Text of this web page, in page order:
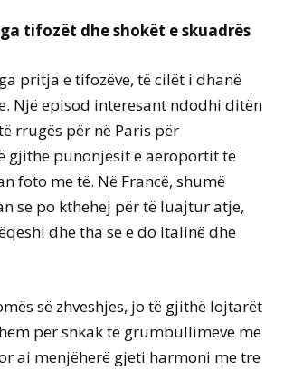
tifozët dhe shokët e skuadrës
pritja e tifozëve, të cilët i dhanë
Një episod interesant ndodhi ditën
rrugës për në Paris për
gjithë punonjësit e aeroportit të
foto me të. Në Francë, shumë
se po kthehej për të luajtur atje,
dhe tha se e do Italinë dhe
së zhveshjes, jo të gjithë lojtarët
për shkak të grumbullimeve me
ai menjëherë gjeti harmoni me tre